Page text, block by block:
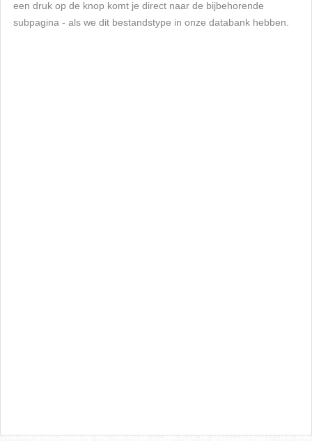
een druk op de knop komt je direct naar de bijbehorende
subpagina - als we dit bestandstype in onze databank hebben.